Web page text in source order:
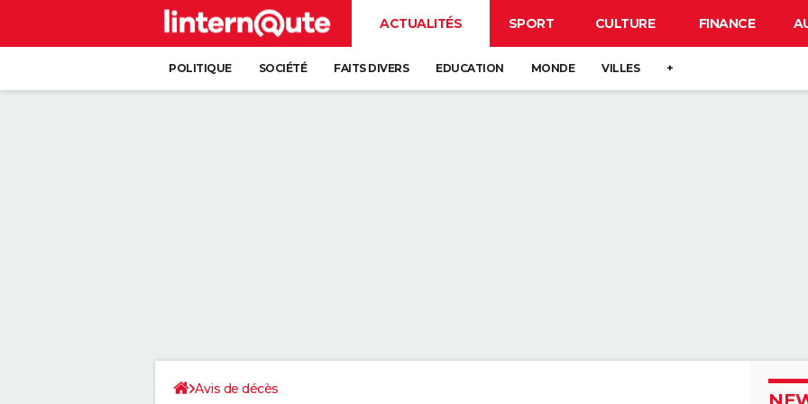
ACTUALITÉS SPORT CULTURE FINANCE
POLITIQUE SOCIÉTÉ FAITS DIVERS EDUCATION MONDE VILLES +
Avis de décès